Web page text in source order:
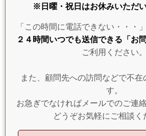
※日曜・祝日はお休みいただい
「この時間に電話できない・・・
２４時間いつでも送信できる「お
ご利用ください。
また、顧問先への訪問などで不在
す。
お急ぎでなければメールでのご連
どうぞお気軽にご相談く